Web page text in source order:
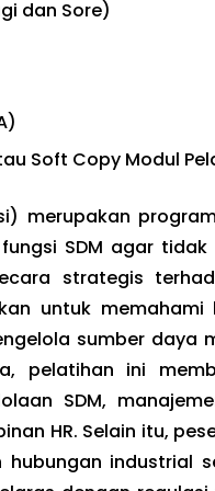
dan Sore)
Soft Copy Modul
merupakan
SDM agar
strategis
untuk memahami
sumber daya
pelatihan ini
SDM,
HR. Selain itu,
industrial